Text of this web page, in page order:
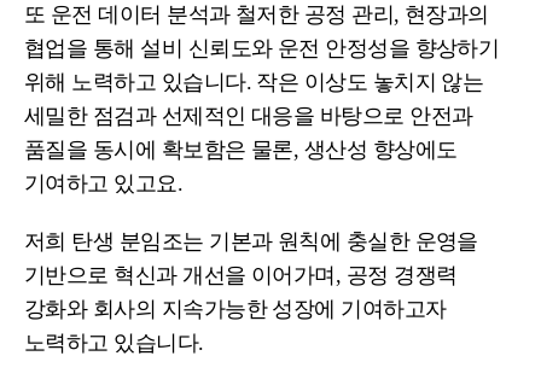
또 운전 데이터 분석과 철저한 공정 관리, 현장과의
협업을 통해 설비 신뢰도와 운전 안정성을 향상하기
위해 노력하고 있습니다. 작은 이상도 놓치지 않는
세밀한 점검과 선제적인 대응을 바탕으로 안전과
품질을 동시에 확보함은 물론, 생산성 향상에도
기여하고 있고요.
저희 탄생 분임조는 기본과 원칙에 충실한 운영을
기반으로 혁신과 개선을 이어가며, 공정 경쟁력
강화와 회사의 지속가능한 성장에 기여하고자
노력하고 있습니다.